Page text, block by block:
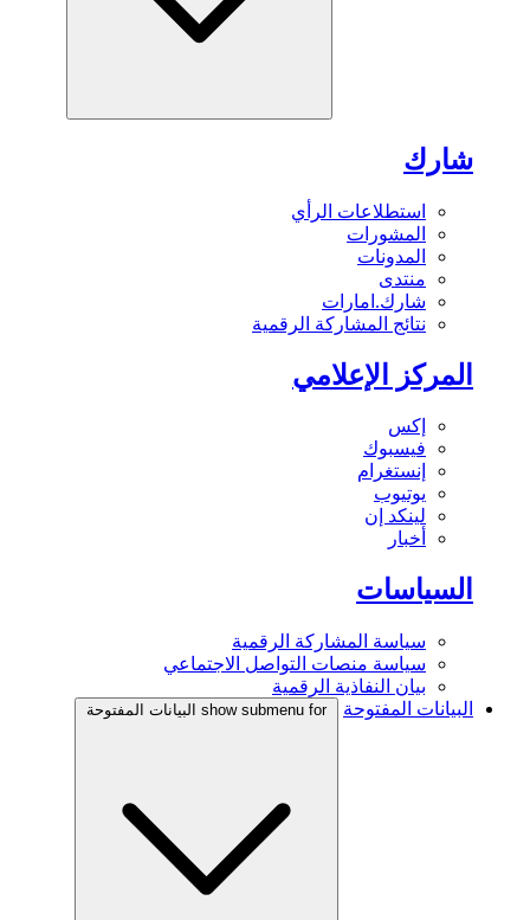
شارك
استطلاعات الرأي
المشورات
المدونات
منتدى
شارك.امارات
نتائج المشاركة الرقمية
المركز الإعلامي
إكس
فيسبوك
إنستغرام
يوتيوب
لينكد إن
أخبار
السياسات
سياسة المشاركة الرقمية
سياسة منصات التواصل الاجتماعي
بيان النفاذية الرقمية
البيانات المفتوحة
show submenu for البيانات المفتوحة